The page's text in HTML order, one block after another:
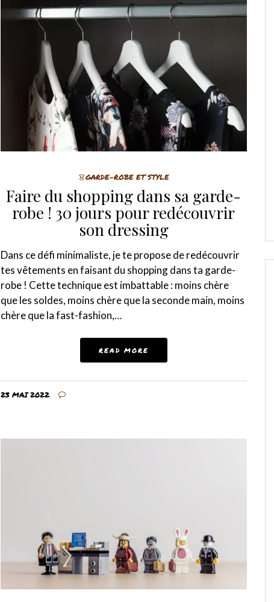
👗GARDE-ROBE ET STYLE
Faire du shopping dans sa garde-
robe ! 30 jours pour redécouvrir
son dressing
Dans ce défi minimaliste, je te propose de redécouvrir
tes vêtements en faisant du shopping dans ta garde-
robe ! Cette technique est imbattable : moins chère
que les soldes, moins chère que la seconde main, moins
chère que la fast-fashion,…
READ MORE
23 MAI 2022